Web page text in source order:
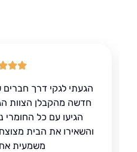
הגעתי לגקי דרך חברים
חדשה מהקבלן הצוות הגיע
הגיעו עם כל החומרי ניקוי
והשאירו את הבית מצוצח אני
משמעית אחזור